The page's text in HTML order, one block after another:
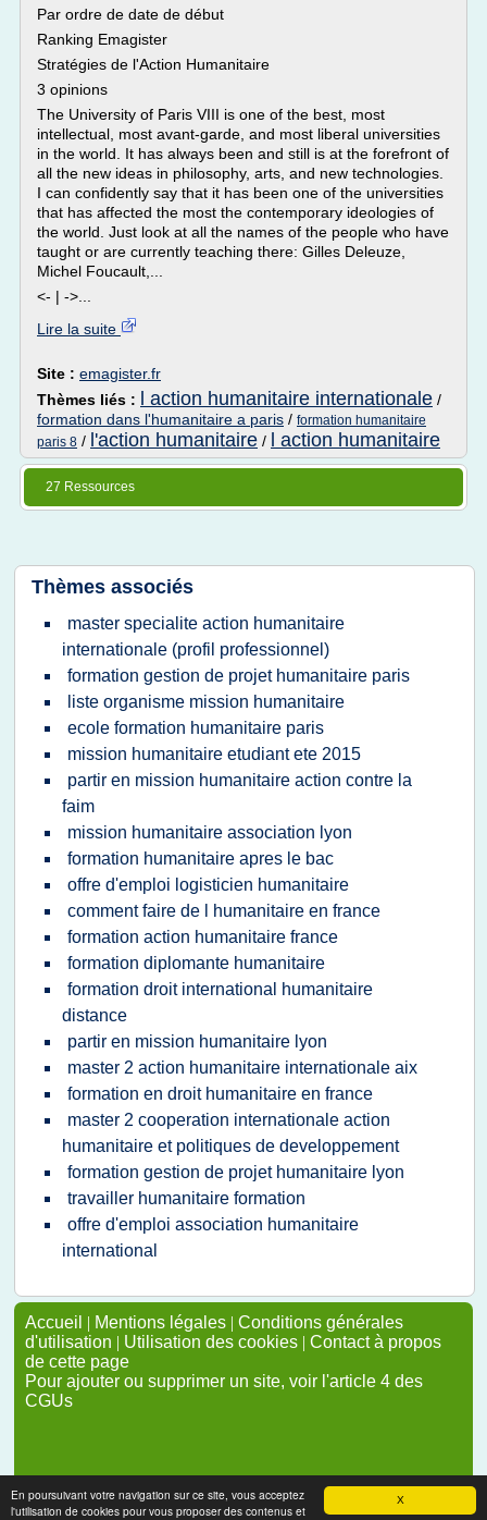
X
En poursuivant votre navigation sur ce site, vous acceptez
l'utilisation de cookies pour vous proposer des contenus et
Par ordre de date de début
Ranking Emagister
Stratégies de l'Action Humanitaire
3 opinions
The University of Paris VIII is one of the best, most
intellectual, most avant-garde, and most liberal universities
in the world. It has always been and still is at the forefront of
all the new ideas in philosophy, arts, and new technologies.
I can confidently say that it has been one of the universities
that has affected the most the contemporary ideologies of
the world. Just look at all the names of the people who have
taught or are currently teaching there: Gilles Deleuze,
Michel Foucault,...
<- | ->...
Lire la suite
Site : emagister.fr
Thèmes liés :
l action humanitaire internationale /
formation dans l'humanitaire a paris / formation humanitaire
paris 8 / l'action humanitaire / l action humanitaire
27 Ressources
Thèmes associés
master specialite action humanitaire
internationale (profil professionnel)
formation gestion de projet humanitaire paris
liste organisme mission humanitaire
ecole formation humanitaire paris
mission humanitaire etudiant ete 2015
partir en mission humanitaire action contre la
faim
mission humanitaire association lyon
formation humanitaire apres le bac
offre d'emploi logisticien humanitaire
comment faire de l humanitaire en france
formation action humanitaire france
formation diplomante humanitaire
formation droit international humanitaire
distance
partir en mission humanitaire lyon
master 2 action humanitaire internationale aix
formation en droit humanitaire en france
master 2 cooperation internationale action
humanitaire et politiques de developpement
formation gestion de projet humanitaire lyon
travailler humanitaire formation
offre d'emploi association humanitaire
international
Accueil | Mentions légales | Conditions générales
d'utilisation | Utilisation des cookies | Contact à propos
de cette page
Pour ajouter ou supprimer un site, voir l'article 4 des
CGUs